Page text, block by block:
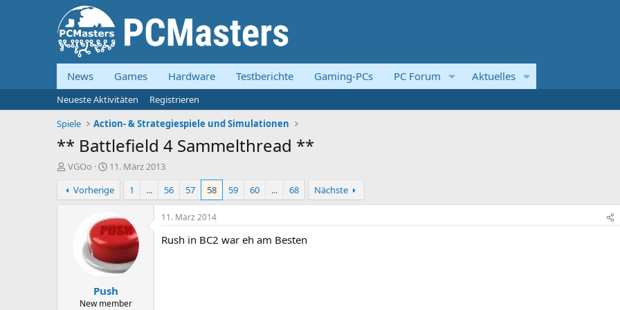
News Games Hardware Testberichte Gaming-PCs PC Forum Aktuelles
Neueste Aktivitäten
Registrieren
Spiele
Action- & Strategiespiele und Simulationen
** Battlefield 4 Sammelthread **
E
s
t
VGOo
E
s
t
e
l
a
m
11. März 2013
Vorherige
1 ... 56 57 58 59 60 ... 68 Nächste
Push
New member
11. März 2014
Rush in BC2 war eh am Besten